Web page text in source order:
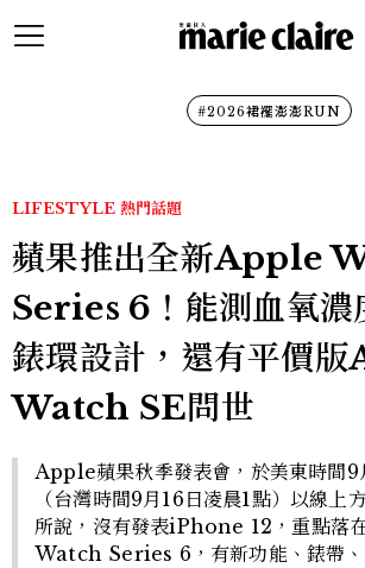
#2026裙襬澎澎RUN
LIFESTYLE 熱門話題
蘋果推出全新Apple
Series 6！能測血氧濃
錶環設計，還有平價
Watch SE問世
Apple蘋果秋季發表會，於美東時間9
（台灣時間9月16日凌晨1點）以線上
所說，沒有發表iPhone 12，重點落
Watch Series 6，有新功能、錶帶、